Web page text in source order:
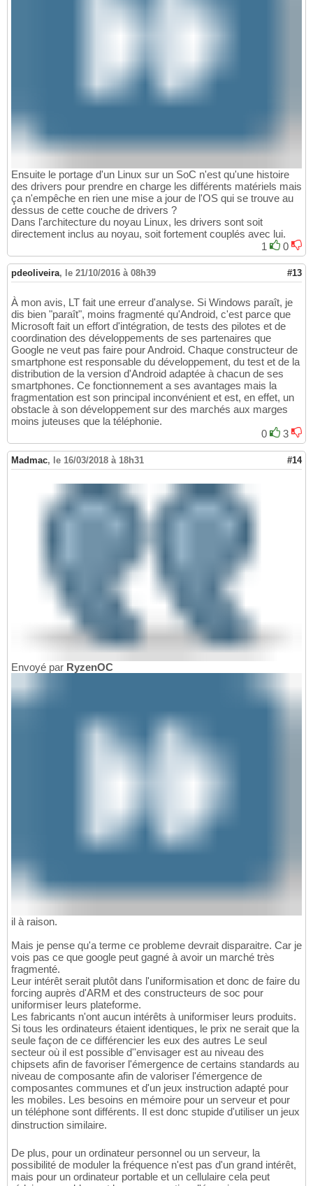
Ensuite le portage d'un Linux sur un SoC n'est qu'une histoire
des drivers pour prendre en charge les différents matériels mais
ça n'empêche en rien une mise a jour de l'OS qui se trouve au
dessus de cette couche de drivers ?
Dans l'architecture du noyau Linux, les drivers sont soit
directement inclus au noyau, soit fortement couplés avec lui.
1
0
pdeoliveira, le 21/10/2016 à 08h39 #13
À mon avis, LT fait une erreur d'analyse. Si Windows paraît, je
dis bien "paraît", moins fragmenté qu'Android, c'est parce que
Microsoft fait un effort d'intégration, de tests des pilotes et de
coordination des développements de ses partenaires que
Google ne veut pas faire pour Android. Chaque constructeur de
smartphone est responsable du développement, du test et de la
distribution de la version d'Android adaptée à chacun de ses
smartphones. Ce fonctionnement a ses avantages mais la
fragmentation est son principal inconvénient et est, en effet, un
obstacle à son développement sur des marchés aux marges
moins juteuses que la téléphonie.
0
3
Madmac, le 16/03/2018 à 18h31 #14
Envoyé par RyzenOC
il à raison.
Mais je pense qu'a terme ce probleme devrait disparaitre. Car je
vois pas ce que google peut gagné à avoir un marché très
fragmenté.
Leur intérêt serait plutôt dans l'uniformisation et donc de faire du
forcing auprès d'ARM et des constructeurs de soc pour
uniformiser leurs plateforme.
Les fabricants n'ont aucun intérêts à uniformiser leurs produits.
Si tous les ordinateurs étaient identiques, le prix ne serait que la
seule façon de ce différencier les eux des autres Le seul
secteur où il est possible d''envisager est au niveau des
chipsets afin de favoriser l'émergence de certains standards au
niveau de composante afin de valoriser l'émergence de
composantes communes et d'un jeux instruction adapté pour
les mobiles. Les besoins en mémoire pour un serveur et pour
un téléphone sont différents. Il est donc stupide d'utiliser un jeux
dinstruction similaire.
De plus, pour un ordinateur personnel ou un serveur, la
possibilité de moduler la fréquence n'est pas d'un grand intérêt,
mais pour un ordinateur portable et un cellulaire cela peut